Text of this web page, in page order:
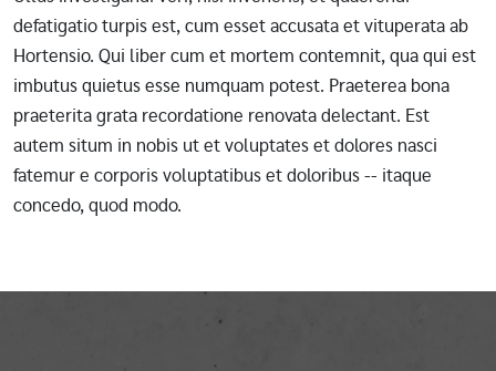
defatigatio turpis est, cum esset accusata et vituperata ab
Hortensio. Qui liber cum et mortem contemnit, qua qui est
imbutus quietus esse numquam potest. Praeterea bona
praeterita grata recordatione renovata delectant. Est
autem situm in nobis ut et voluptates et dolores nasci
fatemur e corporis voluptatibus et doloribus -- itaque
concedo, quod modo.